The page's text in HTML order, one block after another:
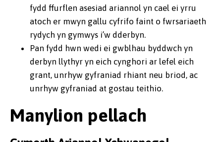
fydd ffurflen asesiad ariannol yn cael ei yrru
atoch er mwyn gallu cyfrifo faint o fwrsariaeth
rydych yn gymwys i’w dderbyn.
Pan fydd hwn wedi ei gwblhau byddwch yn
derbyn llythyr yn eich cynghori ar lefel eich
grant, unrhyw gyfraniad rhiant neu briod, ac
unrhyw gyfraniad at gostau teithio.
Manylion pellach